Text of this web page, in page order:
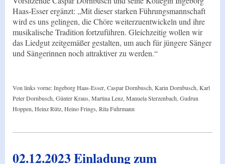
Haas-Esser ergänzt: „Mit dieser starken Führungsmannschaft
wird es uns gelingen, die Chöre weiterzuentwickeln und ihre
musikalische Tradition fortzuführen. Gleichzeitig wollen wir
das Liedgut zeitgemäßer gestalten, um auch für jüngere Sänger
und Sängerinnen noch attraktiver zu werden.“
Von links vorne: Ingeborg Haas-Esser, Caspar Dornbusch, Karin Dornbusch, Karl
Peter Dornbusch, Günter Kraus, Martina Lenz, Manuela Sterzenbach, Gudrun
Hoppen, Heinz Rütz, Heino Frings, Rita Fuhrmann
02.12.2023 Einladung zum